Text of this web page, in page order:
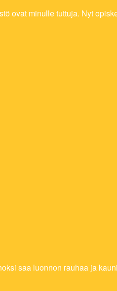
ovat minulle tuttuja. Nyt
saa luonnon rauhaa ja